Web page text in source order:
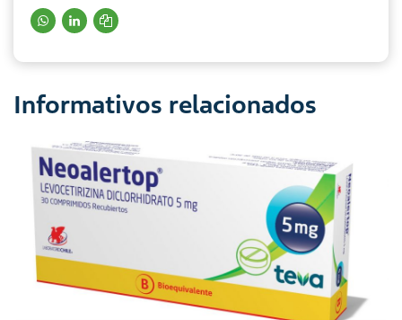
Informativos relacionados